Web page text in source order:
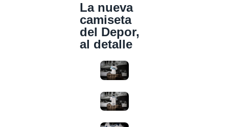
La nueva
camiseta
del Depor,
al detalle